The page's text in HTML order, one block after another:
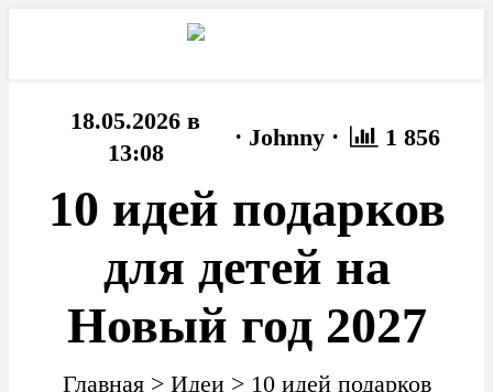
18.05.2026 в
13:08
· Johnny · 1 856
10 идей подарков
для детей на
Новый год 2027
Главная> Идеи> 10 идей подарков